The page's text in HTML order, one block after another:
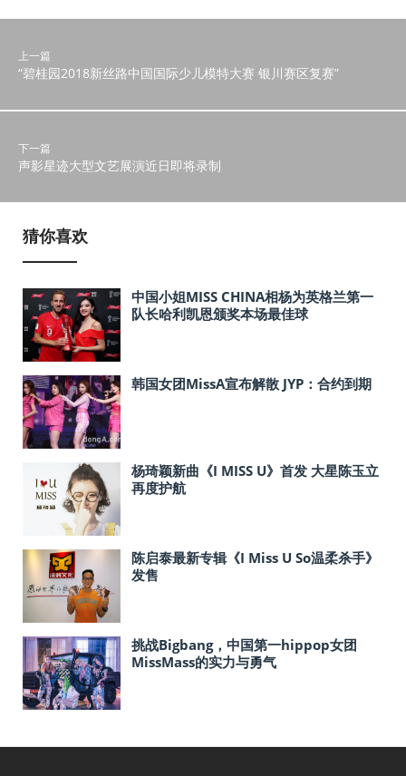
上一篇
“碧桂园2018新丝路中国国际少儿模特大赛 银川赛区复赛”
下一篇
声影星迹大型文艺展演近日即将录制
猜你喜欢
中国小姐MISS CHINA相杨为英格兰第一
队长哈利凯恩颁奖本场最佳球
韩国女团MissA宣布解散 JYP：合约到期
杨琦颖新曲《I MISS U》首发 大星陈玉立
再度护航
陈启泰最新专辑《I Miss U So温柔杀手》
发售
挑战Bigbang，中国第一hippop女团
MissMass的实力与勇气